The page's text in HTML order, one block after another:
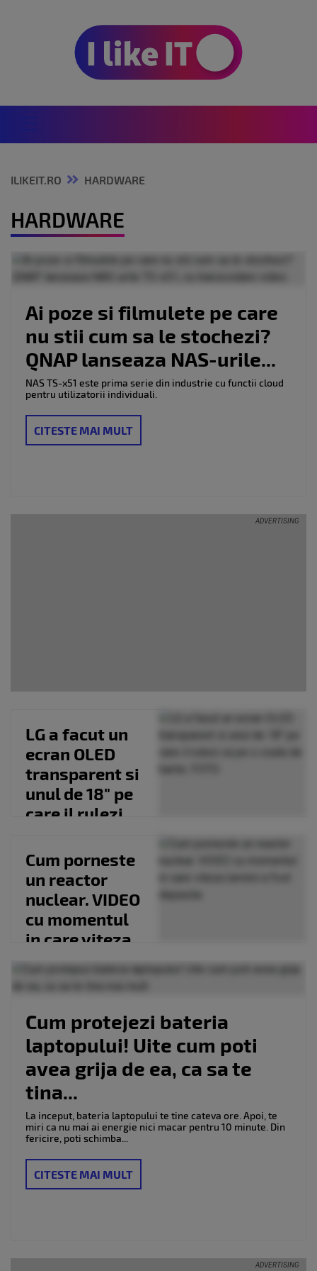
ILIKEIT.RO HARDWARE
HARDWARE
Ai poze si filmulete pe care
nu stii cum sa le stochezi?
QNAP lanseaza NAS-urile...
NAS TS-x51 este prima serie din industrie cu functii cloud
pentru utilizatorii individuali.
CITESTE MAI MULT
LG a facut un
ecran OLED
transparent si
unul de 18" pe
care il rulezi
Cum porneste
un reactor
nuclear. VIDEO
cu momentul
in care viteza
luminii a fost
Cum protejezi bateria
laptopului! Uite cum poti
avea grija de ea, ca sa te
tina...
La inceput, bateria laptopului te tine cateva ore. Apoi, te
miri ca nu mai ai energie nici macar pentru 10 minute. Din
fericire, poti schimba...
CITESTE MAI MULT